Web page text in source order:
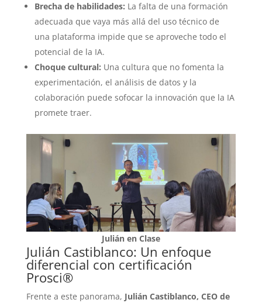
Brecha de habilidades: La falta de una formación
adecuada que vaya más allá del uso técnico de
una plataforma impide que se aproveche todo el
potencial de la IA.
Choque cultural: Una cultura que no fomenta la
experimentación, el análisis de datos y la
colaboración puede sofocar la innovación que la IA
promete traer.
Julián en Clase
Julián Castiblanco: Un enfoque
diferencial con certificación
Prosci®
Frente a este panorama, Julián Castiblanco, CEO de